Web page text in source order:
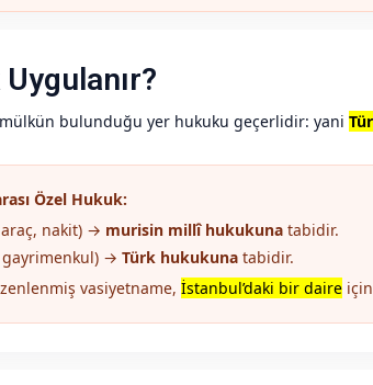
bulunduğu yer hukuku geçerlidir: yani
Özel Hukuk:
araç, nakit) → murisin millî hukukuna tabidir.
gayrimenkul) → Türk hukukuna tabidir.
vasiyetname, İstanbul’daki bir daire için